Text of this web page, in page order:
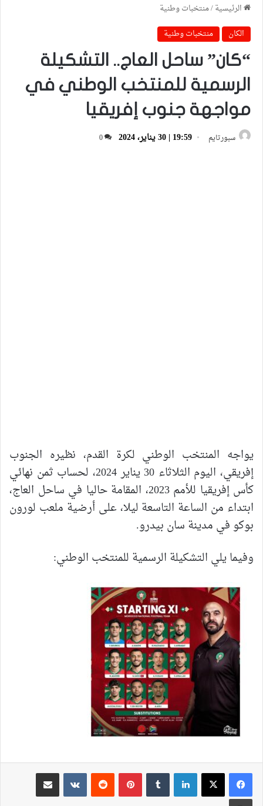
الرئيسية/منتخبات وطنية
الكان
منتخبات وطنية
“كان” ساحل العاج.. التشكيلة
الرسمية للمنتخب الوطني في
مواجهة جنوب إفريقيا
سبورتايم 19:59 | 30 يناير، 2024 0
يواجه المنتخب الوطني لكرة القدم، نظيره الجنوب
إفريقي، اليوم الثلاثاء 30 يناير 2024، لحساب ثمن نهائي
كأس إفريقيا للأمم 2023، المقامة حاليا في ساحل العاج،
ابتداء من الساعة التاسعة ليلا، على أرضية ملعب لورون
بوكو في مدينة سان بيدرو.
وفيما يلي التشكيلة الرسمية للمنتخب الوطني:
لينكدإن بينتيريست
مشاركة عبر البريد
طباعة